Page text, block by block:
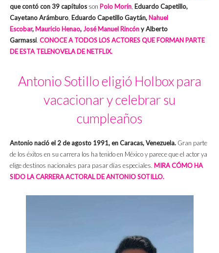
que contó con 39 capítulos son Polo Morín, Eduardo Capetillo,
Cayetano Arámburo, Eduardo Capetillo Gaytán, Nahuel
Escobar, Mauricio Henao,José Manuel Rincóny Alberto
Garmassi. CONOCE A TODOS LOS ACTORES QUE FORMAN PARTE
DE ESTA TELENOVELA DE NETFLIX.
Antonio Sotillo eligió Holbox para
vacacionar y celebrar su
cumpleaños
Antonio nació el 2 de agosto 1991, en Caracas, Venezuela. Gran parte
de los éxitos en su carrera los ha tenido en México y parece que el actor ya
elige destinos nacionales para pasar días especiales. MIRA CÓMO HA
SIDO LA CARRERA ACTORAL DE ANTONIO SOTILLO.